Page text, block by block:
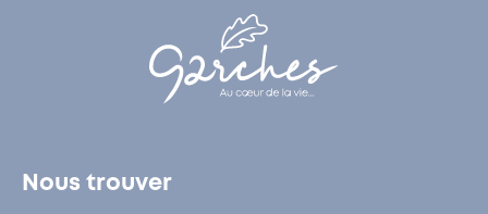
Nous trouver